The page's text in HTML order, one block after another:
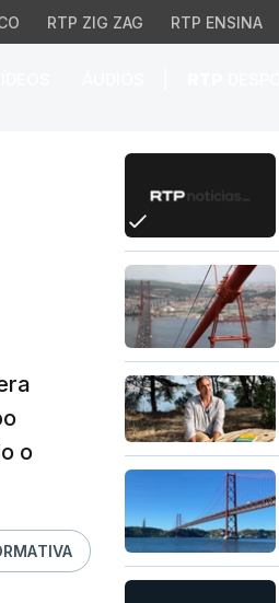
RTP ZIG ZAG RTP ENSINA
declaram
o